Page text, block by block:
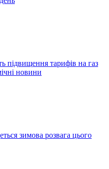
підвищення тарифів на газ
новини
зимова розвага цього